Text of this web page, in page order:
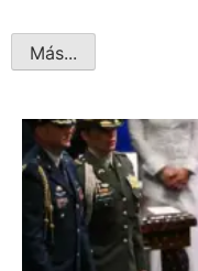
Más...